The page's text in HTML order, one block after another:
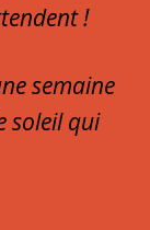
!
semaine
soleil qui